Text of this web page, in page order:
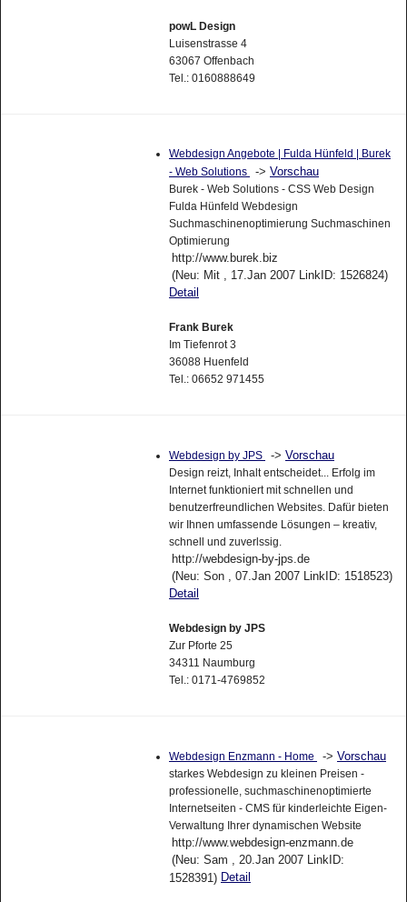
powL Design
Luisenstrasse 4
63067 Offenbach
Tel.: 0160888649
Webdesign Angebote | Fulda Hünfeld | Burek
- Web Solutions
-> Vorschau
Burek - Web Solutions - CSS Web Design
Fulda Hünfeld Webdesign
Suchmaschinenoptimierung Suchmaschinen
Optimierung
http://www.burek.biz
(Neu: Mit , 17.Jan 2007 LinkID: 1526824)
Detail
Frank Burek
Im Tiefenrot 3
36088 Huenfeld
Tel.: 06652 971455
Webdesign by JPS -> Vorschau
Design reizt, Inhalt entscheidet... Erfolg im
Internet funktioniert mit schnellen und
benutzerfreundlichen Websites. Dafür bieten
wir Ihnen umfassende Lösungen – kreativ,
schnell und zuverlssig.
http://webdesign-by-jps.de
(Neu: Son , 07.Jan 2007 LinkID: 1518523)
Detail
Webdesign by JPS
Zur Pforte 25
34311 Naumburg
Tel.: 0171-4769852
Webdesign Enzmann - Home -> Vorschau
starkes Webdesign zu kleinen Preisen -
professionelle, suchmaschinenoptimierte
Internetseiten - CMS für kinderleichte Eigen-
Verwaltung Ihrer dynamischen Website
http://www.webdesign-enzmann.de
(Neu: Sam , 20.Jan 2007 LinkID:
1528391) Detail